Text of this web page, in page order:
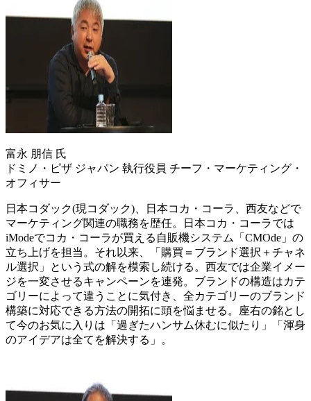
富永 朋信 氏
ドミノ・ピザ ジャパン 執行役員 チーフ・マーケティング・
オフィサー
日本コダック(現コダック)、日本コカ・コーラ、西友などで
マーケティング関連の職務を歴任。日本コカ・コーラでは
iModeでコカ・コーラが買える自販機システム「CMOde」の
立ち上げを担当。それ以来、「購買＝ブランド選択＋チャネ
ル選択」という式の解を模索し続ける。西友では企業イメー
ジを一変させるキャンペーンを連発。ブランドの構造はカテ
ゴリーによって違うことに気付き、全カテゴリーのブランド
構築に対応できる方法の開拓に頭を悩ませる。座右の銘とし
て今のお気に入りは「過ぎたハンサム休むに似たり」「渾身
のアイデアは全てを解決する」。